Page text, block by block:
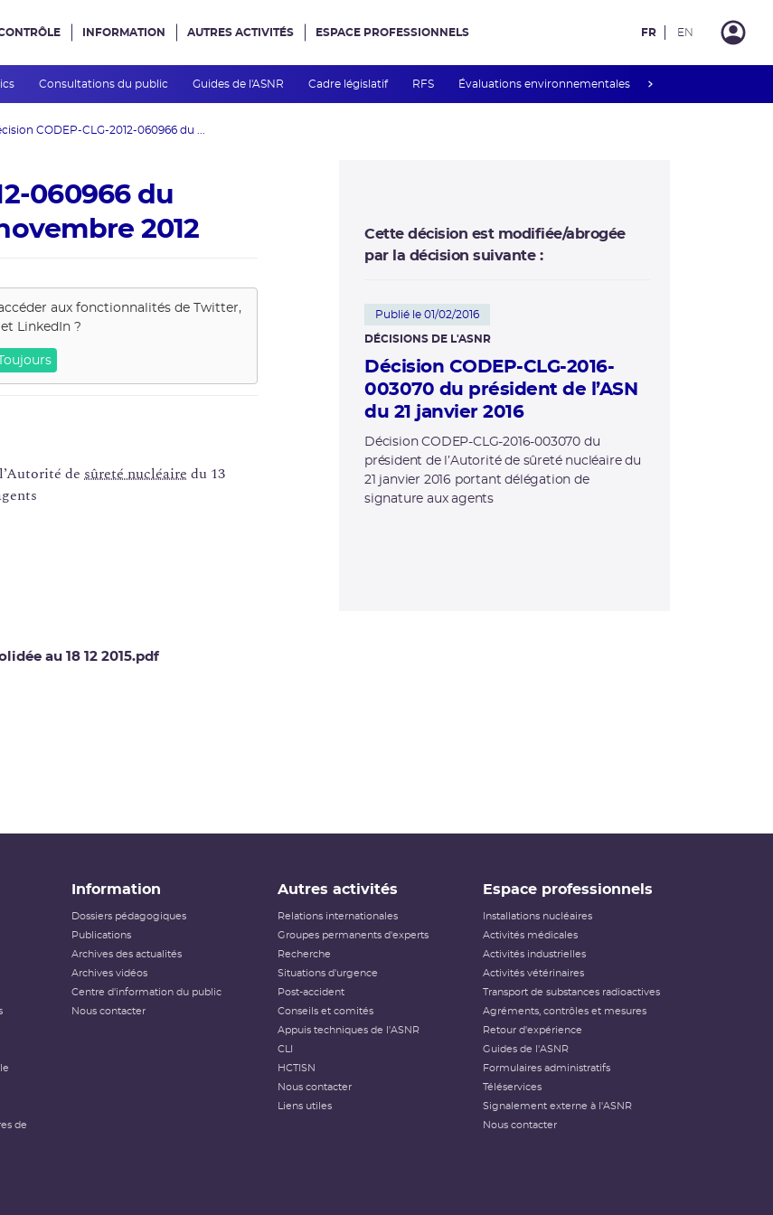
Consultations du public Guides de l'ASNR Cadre législatif RFS Évaluations environnementales
INFORMATION AUTRES ACTIVITÉS ESPACE PROFESSIONNELS FR EN
CODEP-CLG-2012-060966 du ...
060966 du
2012
aux fonctionnalités de
Twitter,
LinkedIn?
de sûreté nucléaire du 13
au 18 12 2015.pdf
Cette décision est modifiée/abrogée
par la décision suivante :
Publié le 01/02/2016
DÉCISIONS DE L'ASNR
Décision CODEP-CLG-2016-
003070 du président de l’ASN
du 21 janvier 2016
Décision CODEP-CLG-2016-003070 du
président de l’Autorité de sûreté nucléaire du
21 janvier 2016 portant délégation de
signature aux agents
de
Information
Dossiers pédagogiques
Publications
Archives des actualités
Archives vidéos
Centre d'information du public
Nous contacter
Autres activités
Relations internationales
Groupes permanents d'experts
Recherche
Situations d'urgence
Post-accident
Conseils et comités
Appuis techniques de l'ASNR
CLI
HCTISN
Nous contacter
Liens utiles
Espace professionnels
Installations nucléaires
Activités médicales
Activités industrielles
Activités vétérinaires
Transport de substances radioactives
Agréments, contrôles et mesures
Retour d'expérience
Guides de l'ASNR
Formulaires administratifs
Téléservices
Signalement externe à l'ASNR
Nous contacter